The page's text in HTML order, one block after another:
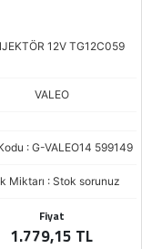
12V TG12C059
VALEO
: G-VALEO14 599149
Miktarı : Stok sorunuz
Fiyat
1.779,15 TL